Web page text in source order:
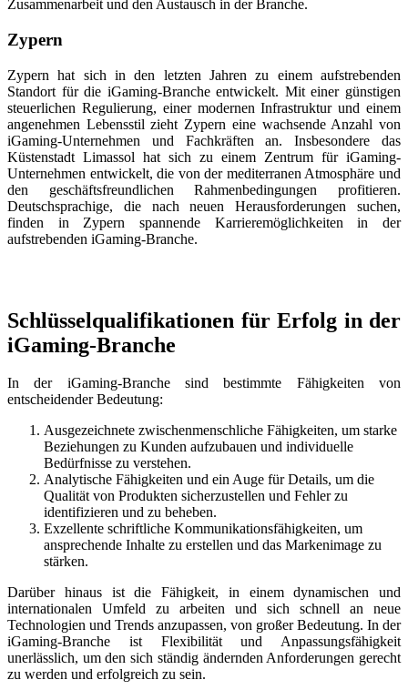
Zusammenarbeit und den Austausch in der Branche.
Zypern
Zypern hat sich in den letzten Jahren zu einem aufstrebenden
Standort für die iGaming-Branche entwickelt. Mit einer günstigen
steuerlichen Regulierung, einer modernen Infrastruktur und einem
angenehmen Lebensstil zieht Zypern eine wachsende Anzahl von
iGaming-Unternehmen und Fachkräften an. Insbesondere das
Küstenstadt Limassol hat sich zu einem Zentrum für iGaming-
Unternehmen entwickelt, die von der mediterranen Atmosphäre und
den geschäftsfreundlichen Rahmenbedingungen profitieren.
Deutschsprachige, die nach neuen Herausforderungen suchen,
finden in Zypern spannende Karrieremöglichkeiten in der
aufstrebenden iGaming-Branche.
Schlüsselqualifikationen für Erfolg in der
iGaming-Branche
In der iGaming-Branche sind bestimmte Fähigkeiten von
entscheidender Bedeutung:
Ausgezeichnete zwischenmenschliche Fähigkeiten, um starke
Beziehungen zu Kunden aufzubauen und individuelle
Bedürfnisse zu verstehen.
Analytische Fähigkeiten und ein Auge für Details, um die
Qualität von Produkten sicherzustellen und Fehler zu
identifizieren und zu beheben.
Exzellente schriftliche Kommunikationsfähigkeiten, um
ansprechende Inhalte zu erstellen und das Markenimage zu
stärken.
Darüber hinaus ist die Fähigkeit, in einem dynamischen und
internationalen Umfeld zu arbeiten und sich schnell an neue
Technologien und Trends anzupassen, von großer Bedeutung. In der
iGaming-Branche ist Flexibilität und Anpassungsfähigkeit
unerlässlich, um den sich ständig ändernden Anforderungen gerecht
zu werden und erfolgreich zu sein.